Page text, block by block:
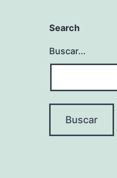
Search
Buscar...